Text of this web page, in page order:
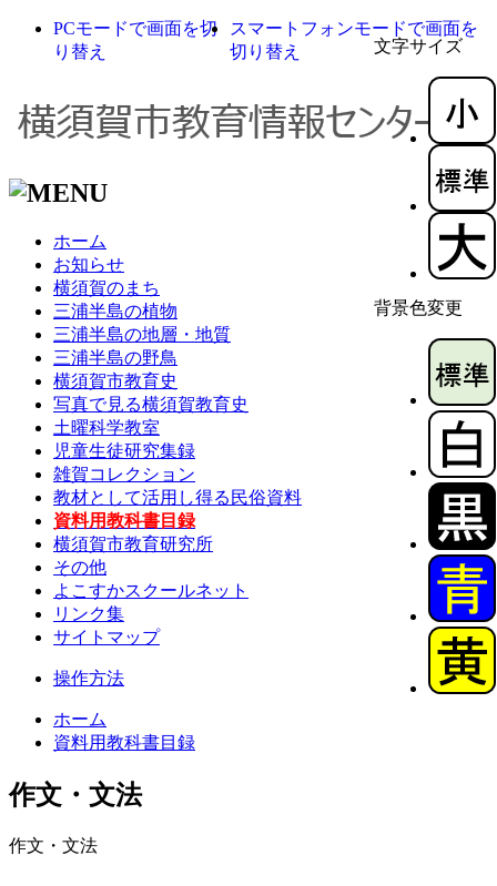
文字サイズ
背景色変更
PCモードで画面を切
り替え
スマートフォンモードで画面を
切り替え
ホーム
お知らせ
横須賀のまち
三浦半島の植物
三浦半島の地層・地質
三浦半島の野鳥
横須賀市教育史
写真で見る横須賀教育史
土曜科学教室
児童生徒研究集録
雑賀コレクション
教材として活用し得る民俗資料
資料用教科書目録
横須賀市教育研究所
その他
よこすかスクールネット
リンク集
サイトマップ
操作方法
ホーム
資料用教科書目録
作文・文法
作文・文法